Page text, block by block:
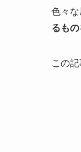
色々な
るも
この